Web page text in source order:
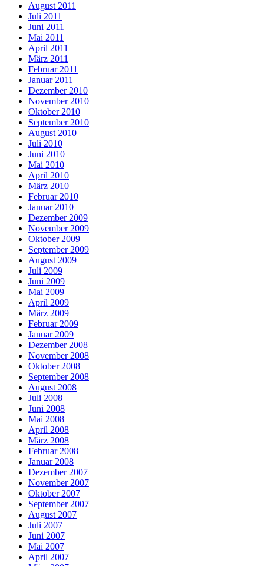
August 2011
Juli 2011
Juni 2011
Mai 2011
April 2011
März 2011
Februar 2011
Januar 2011
Dezember 2010
November 2010
Oktober 2010
September 2010
August 2010
Juli 2010
Juni 2010
Mai 2010
April 2010
März 2010
Februar 2010
Januar 2010
Dezember 2009
November 2009
Oktober 2009
September 2009
August 2009
Juli 2009
Juni 2009
Mai 2009
April 2009
März 2009
Februar 2009
Januar 2009
Dezember 2008
November 2008
Oktober 2008
September 2008
August 2008
Juli 2008
Juni 2008
Mai 2008
April 2008
März 2008
Februar 2008
Januar 2008
Dezember 2007
November 2007
Oktober 2007
September 2007
August 2007
Juli 2007
Juni 2007
Mai 2007
April 2007